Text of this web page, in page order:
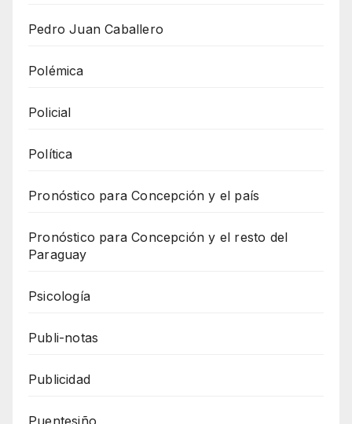
Pedro Juan Caballero
Polémica
Policial
Política
Pronóstico para Concepción y el país
Pronóstico para Concepción y el resto del
Paraguay
Psicología
Publi-notas
Publicidad
Puentesiño